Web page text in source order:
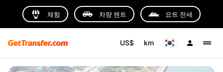
체험 차량 렌트 요트 전세
US$ km